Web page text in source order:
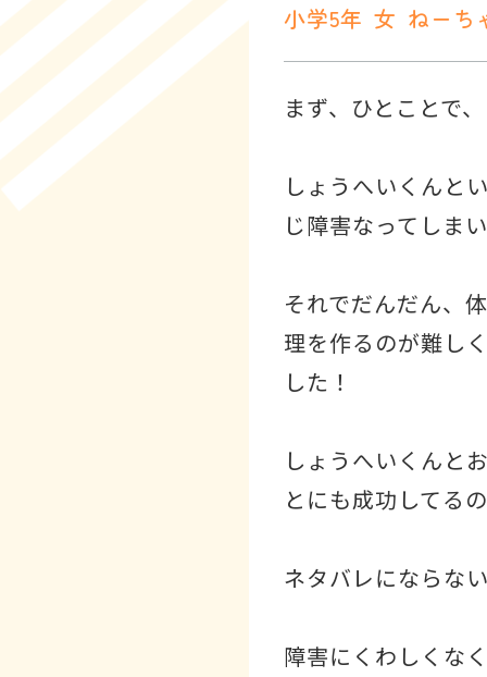
小学5年 女 ねーち
まず、ひとことで
しょうへいくんと
じ障害なってしま
それでだんだん、
理を作るのが難し
した！
しょうへいくんと
とにも成功してる
ネタバレにならな
障害にくわしくな